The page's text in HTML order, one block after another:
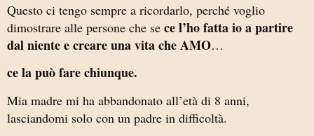
Questo ci tengo sempre a ricordarlo, perché voglio
dimostrare alle persone che se ce l’ho fatta io a partire
dal niente e creare una vita che AMO…
ce la può fare chiunque.
Mia madre mi ha abbandonato all’età di 8 anni,
lasciandomi solo con un padre in difficoltà.